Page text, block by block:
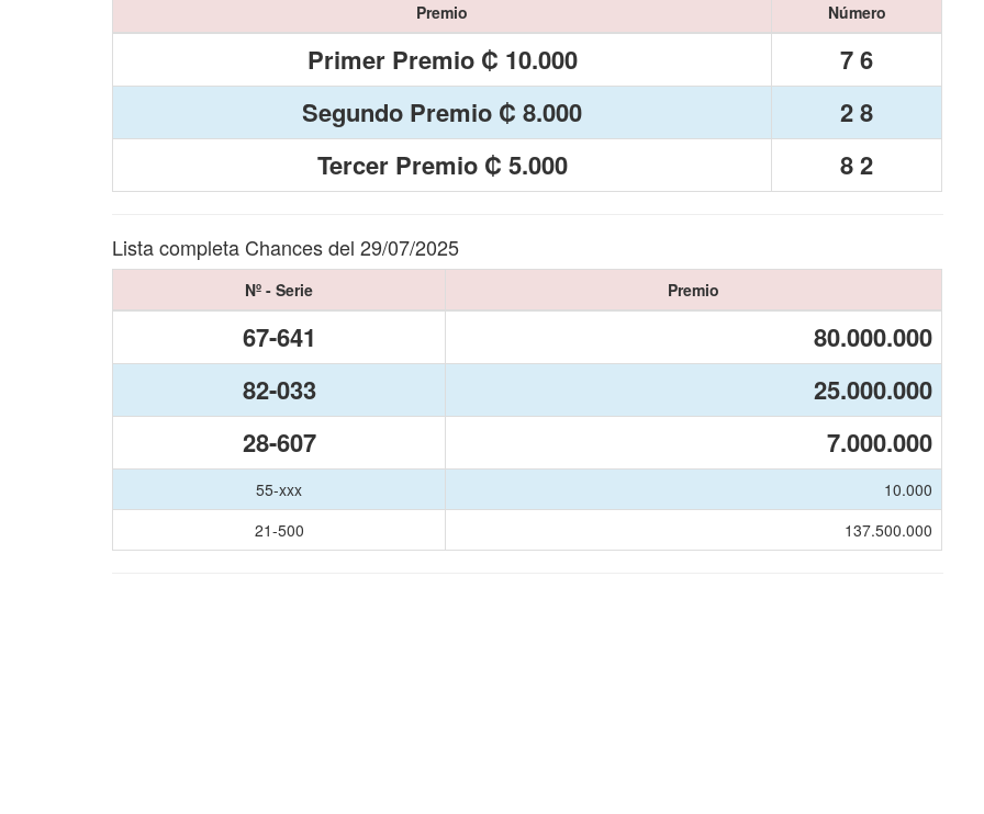
Premio Número
Primer Premio ₡ 10.000
7 6
Segundo Premio ₡ 8.000
2 8
Tercer Premio ₡ 5.000
8 2
Lista completa Chances del 29/07/2025
Nº - Serie Premio
67-641
80.000.000
82-033
25.000.000
28-607
7.000.000
55-xxx
10.000
21-500
137.500.000